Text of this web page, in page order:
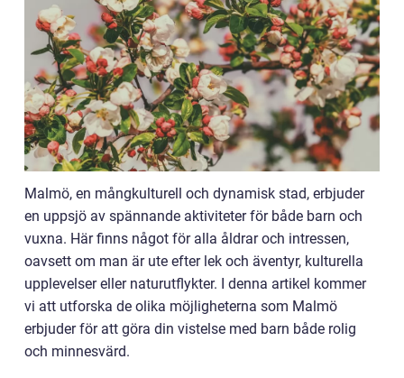
Malmö, en mångkulturell och dynamisk stad, erbjuder
en uppsjö av spännande aktiviteter för både barn och
vuxna. Här finns något för alla åldrar och intressen,
oavsett om man är ute efter lek och äventyr, kulturella
upplevelser eller naturutflykter. I denna artikel kommer
vi att utforska de olika möjligheterna som Malmö
erbjuder för att göra din vistelse med barn både rolig
och minnesvärd.